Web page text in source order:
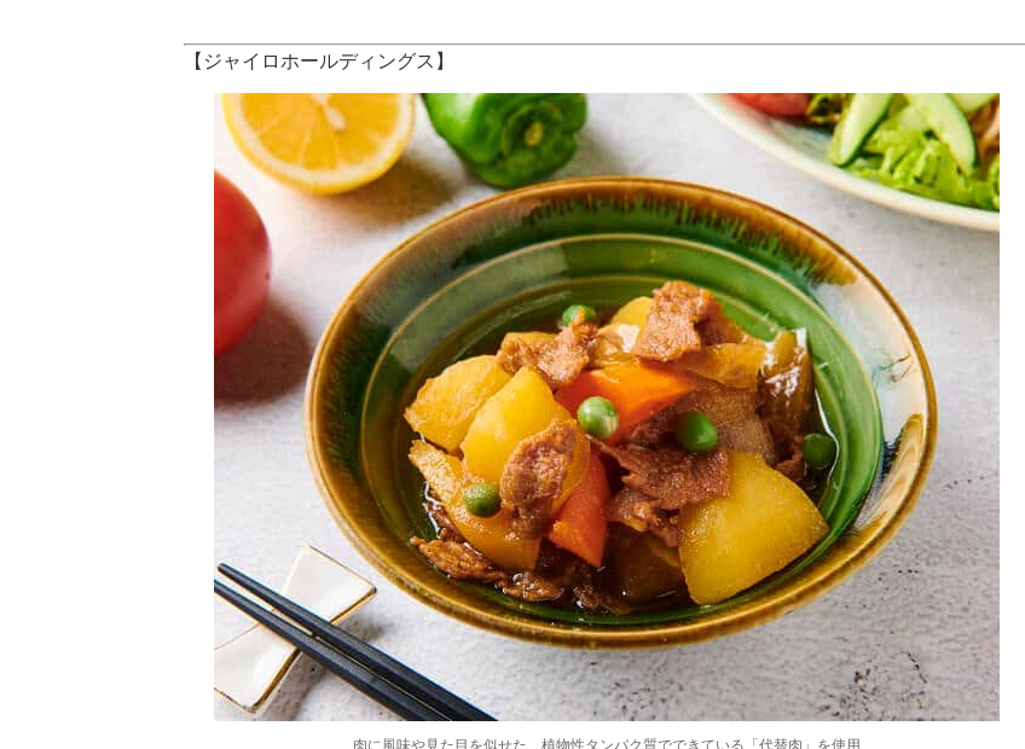
【ジャイロホールディングス】
肉に風味や見た目を似せた、植物性タンパク質でできている「代替肉」を使用